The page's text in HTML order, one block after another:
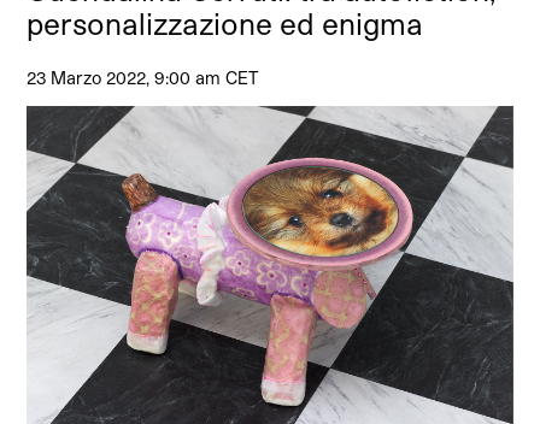
personalizzazione ed enigma
23 Marzo 2022, 9:00 am CET